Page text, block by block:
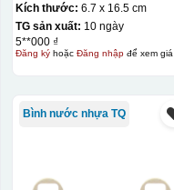
Kích thước: 6.7 x 16.5 cm
TG sản xuất: 10 ngày
5**000 ₫
Đăng kýhoặc Đăng nhậpđể xem giá
Bình nước nhựa TQ